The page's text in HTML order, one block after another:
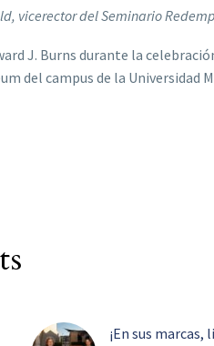
vicerector del Seminario
J. Burns durante la
del campus de la Universidad
¡En sus marcas,